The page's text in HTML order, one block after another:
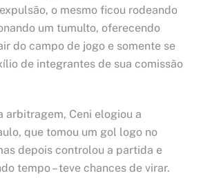
o mesmo ficou rodeando
um tumulto, oferecendo
do campo de jogo e somente se
de integrantes de sua comissão
arbitragem, Ceni elogiou a
que tomou um gol logo no
depois controlou a partida e
tempo – teve chances de virar.